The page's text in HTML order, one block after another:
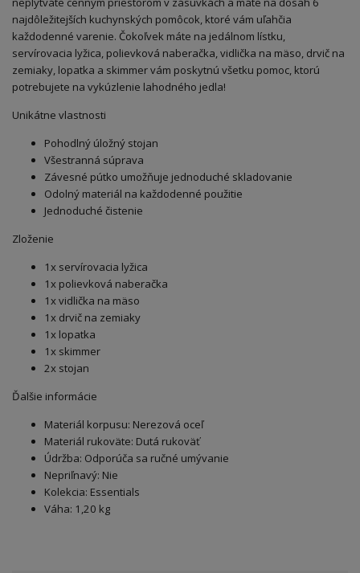
najdôležitejších kuchynských pomôcok, ktoré vám uľahčia
každodenné varenie. Čokoľvek máte na jedálnom lístku,
servírovacia lyžica, polievková naberačka, vidlička na mäso, drvič na
zemiaky, lopatka a skimmer vám poskytnú všetku pomoc, ktorú
potrebujete na vykúzlenie lahodného jedla!
Unikátne vlastnosti
Pohodlný úložný stojan
Všestranná súprava
Závesné pútko umožňuje jednoduché skladovanie
Odolný materiál na každodenné použitie
Jednoduché čistenie
Zloženie
1x servírovacia lyžica
1x polievková naberačka
1x vidlička na mäso
1x drvič na zemiaky
1x lopatka
1x skimmer
2x stojan
Ďalšie informácie
Materiál korpusu: Nerezová oceľ
Materiál rukoväte: Dutá rukoväť
Údržba: Odporúča sa ručné umývanie
Nepriľnavý: Nie
Kolekcia: Essentials
Váha: 1,20 kg